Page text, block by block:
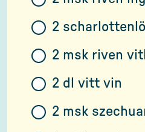
2
2 msk riven
2 dl vitt vin
2 msk